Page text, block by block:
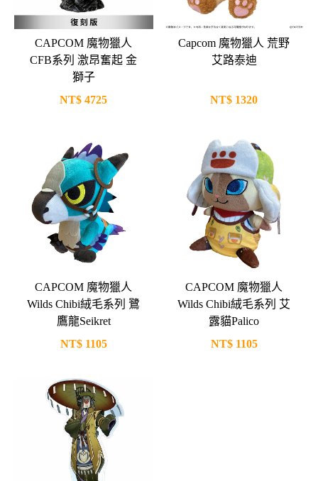
CAPCOM 魔物獵人
CFB系列 激昂奮起 金
獅子
NT$ 4725
Capcom 魔物獵人 荒野
艾路泰迪
NT$ 1320
CAPCOM 魔物獵人
Wilds Chibi絨毛系列 鷺
鷹龍Seikret
NT$1105
CAPCOM 魔物獵人
Wilds Chibi絨毛系列 艾
露貓Palico
NT$1105